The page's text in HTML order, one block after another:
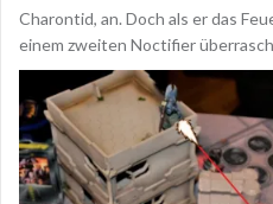
Charontid, an. Doch als er das
einem zweiten Noctifier